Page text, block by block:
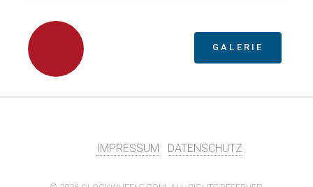
GALERIE
IMPRESSUM DATENSCHUTZ